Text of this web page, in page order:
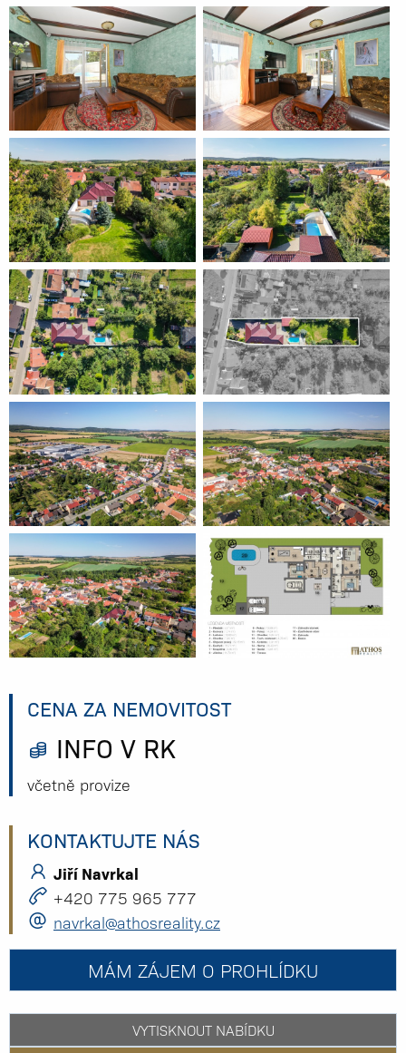
CENA ZA NEMOVITOST
INFO V RK
včetně provize
KONTAKTUJTE NÁS
Jiří Navrkal
+420 775 965 777
navrkal@athosreality.cz
MÁM ZÁJEM O PROHLÍDKU
VYTISKNOUT NABÍDKU